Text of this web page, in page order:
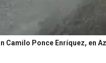
Camilo Ponce Enríquez, en